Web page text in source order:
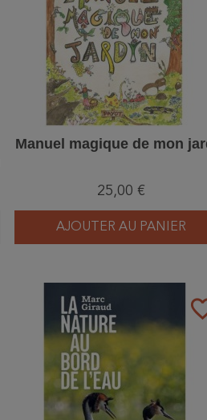
Manuel magique de mon
25,00 €
AJOUTER AU PANIER